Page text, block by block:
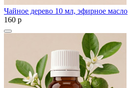
Чайное дерево 10 мл, эфирное масло
160 p